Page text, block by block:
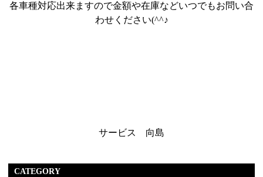
各車種対応出来ますので金額や在庫などいつでもお問い合
わせください(^^♪
サービス 向島
CATEGORY